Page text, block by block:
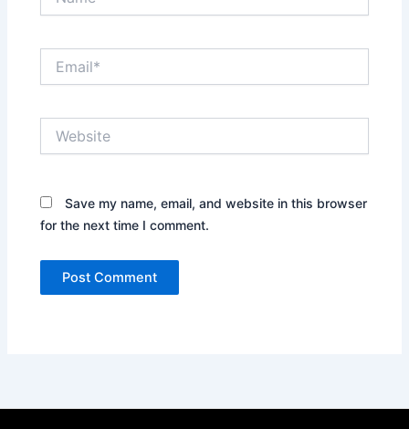
Save my name, email, and website in this browser
for the next time I comment.